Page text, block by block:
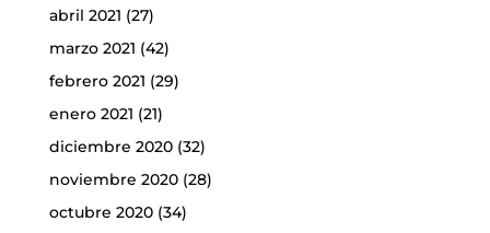
abril 2021 (27)
marzo 2021 (42)
febrero 2021 (29)
enero 2021 (21)
diciembre 2020(32)
noviembre 2020(28)
octubre 2020(34)